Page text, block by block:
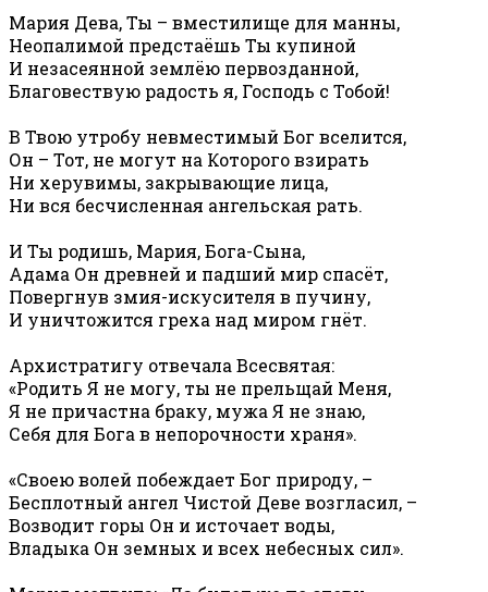
Мария Дева, Ты – вместилище для манны,
Неопалимой предстаёшь Ты купиной
И незасеянной землёю первозданной,
Благовествую радость я, Господь с Тобой!
В Твою утробу невместимый Бог вселится,
Он – Тот, не могут на Которого взирать
Ни херувимы, закрывающие лица,
Ни вся бесчисленная ангельская рать.
И Ты родишь, Мария, Бога-Сына,
Адама Он древней и падший мир спасёт,
Повергнув змия-искусителя в пучину,
И уничтожится греха над миром гнёт.
Архистратигу отвечала Всесвятая:
«Родить Я не могу, ты не прельщай Меня,
Я не причастна браку, мужа Я не знаю,
Себя для Бога в непорочности храня».
«Своею волей побеждает Бог природу, –
Бесплотный ангел Чистой Деве возгласил, –
Возводит горы Он и источает воды,
Владыка Он земных и всех небесных сил».